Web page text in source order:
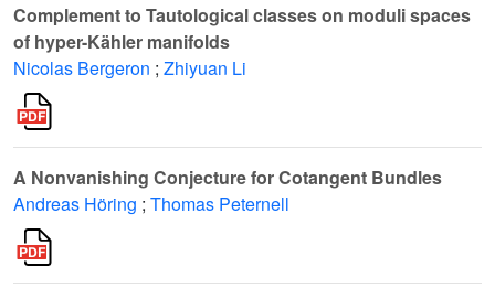
Complement to Tautological classes on moduli spaces
of hyper-Kähler manifolds
Nicolas Bergeron ; Zhiyuan Li
A Nonvanishing Conjecture for Cotangent Bundles
Andreas Höring ; Thomas Peternell